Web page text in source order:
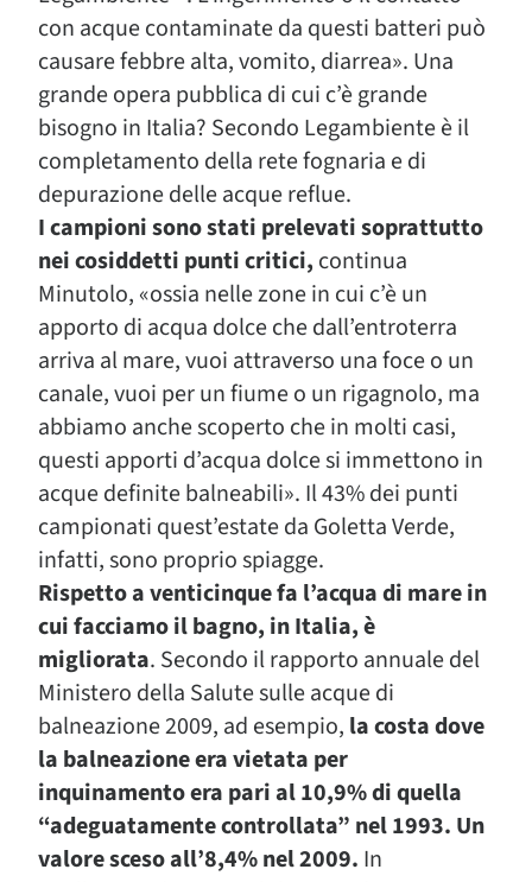
con acque contaminate da questi batteri può
causare febbre alta, vomito, diarrea». Una
grande opera pubblica di cui c’è grande
bisogno in Italia? Secondo Legambiente è il
completamento della rete fognaria e di
depurazione delle acque reflue.
I campioni sono stati prelevati soprattutto
nei cosiddetti punti critici, continua
Minutolo, «ossia nelle zone in cui c’è un
apporto di acqua dolce che dall’entroterra
arriva al mare, vuoi attraverso una foce o un
canale, vuoi per un fiume o un rigagnolo, ma
abbiamo anche scoperto che in molti casi,
questi apporti d’acqua dolce si immettono in
acque definite balneabili». Il 43% dei punti
campionati quest’estate da Goletta Verde,
infatti, sono proprio spiagge.
Rispetto a venticinque fa l’acqua di mare in
cui facciamo il bagno, in Italia, è
migliorata. Secondo il rapporto annuale del
Ministero della Salute sulle acque di
balneazione 2009, ad esempio, la costa dove
la balneazione era vietata per
inquinamento era pari al 10,9% di quella
“adeguatamente controllata” nel 1993. Un
valore sceso all’8,4% nel 2009. In